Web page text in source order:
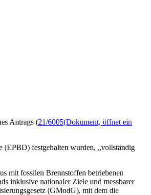
Antrags (21/6005(Dokument, öffnet ein
(EPBD) festgehalten wurden, „vollständig
mit fossilen Brennstoffen betriebenen
inklusive nationaler Ziele und messbarer
(GModG), mit dem die